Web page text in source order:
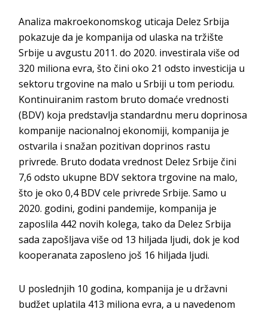
Analiza makroekonomskog uticaja Delez Srbija
pokazuje da je kompanija od ulaska na tržište
Srbije u avgustu 2011. do 2020. investirala više od
320 miliona evra, što čini oko 21 odsto investicija u
sektoru trgovine na malo u Srbiji u tom periodu.
Kontinuiranim rastom bruto domaće vrednosti
(BDV) koja predstavlja standardnu meru doprinosa
kompanije nacionalnoj ekonomiji, kompanija je
ostvarila i snažan pozitivan doprinos rastu
privrede. Bruto dodata vrednost Delez Srbije čini
7,6 odsto ukupne BDV sektora trgovine na malo,
što je oko 0,4 BDV cele privrede Srbije. Samo u
2020. godini, godini pandemije, kompanija je
zaposlila 442 novih kolega, tako da Delez Srbija
sada zapošljava više od 13 hiljada ljudi, dok je kod
kooperanata zaposleno još 16 hiljada ljudi.
U poslednjih 10 godina, kompanija je u državni
budžet uplatila 413 miliona evra, a u navedenom